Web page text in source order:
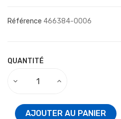
Référence 466384-0006
QUANTITÉ
AJOUTER AU PANIER